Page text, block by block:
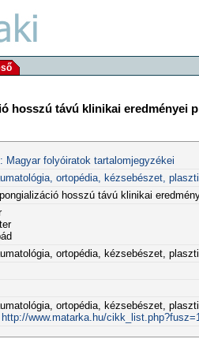
hosszú távú klinikai eredményei
Magyar folyóiratok tartalomjegyzékei
ortopédia, kézsebészet,
hosszú távú klinikai
ortopédia, kézsebészet,
ortopédia, kézsebészet,
http://www.matarka.hu/